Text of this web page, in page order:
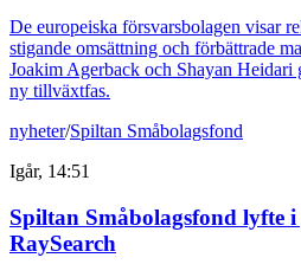
De europeiska försvarsbolagen visar
stigande omsättning och förbättrade
Joakim Agerback och Shayan Heidari
ny tillväxtfas.
nyheter/Spiltan Småbolagsfond
Igår, 14:51
Spiltan Småbolagsfond lyfte
RaySearch